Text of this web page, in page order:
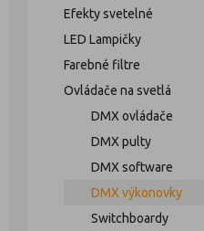
Efekty svetelné
LED Lampičky
Farebné filtre
Ovládače na svetlá
DMX ovládače
DMX pulty
DMX software
DMX výkonovky
Switchboardy